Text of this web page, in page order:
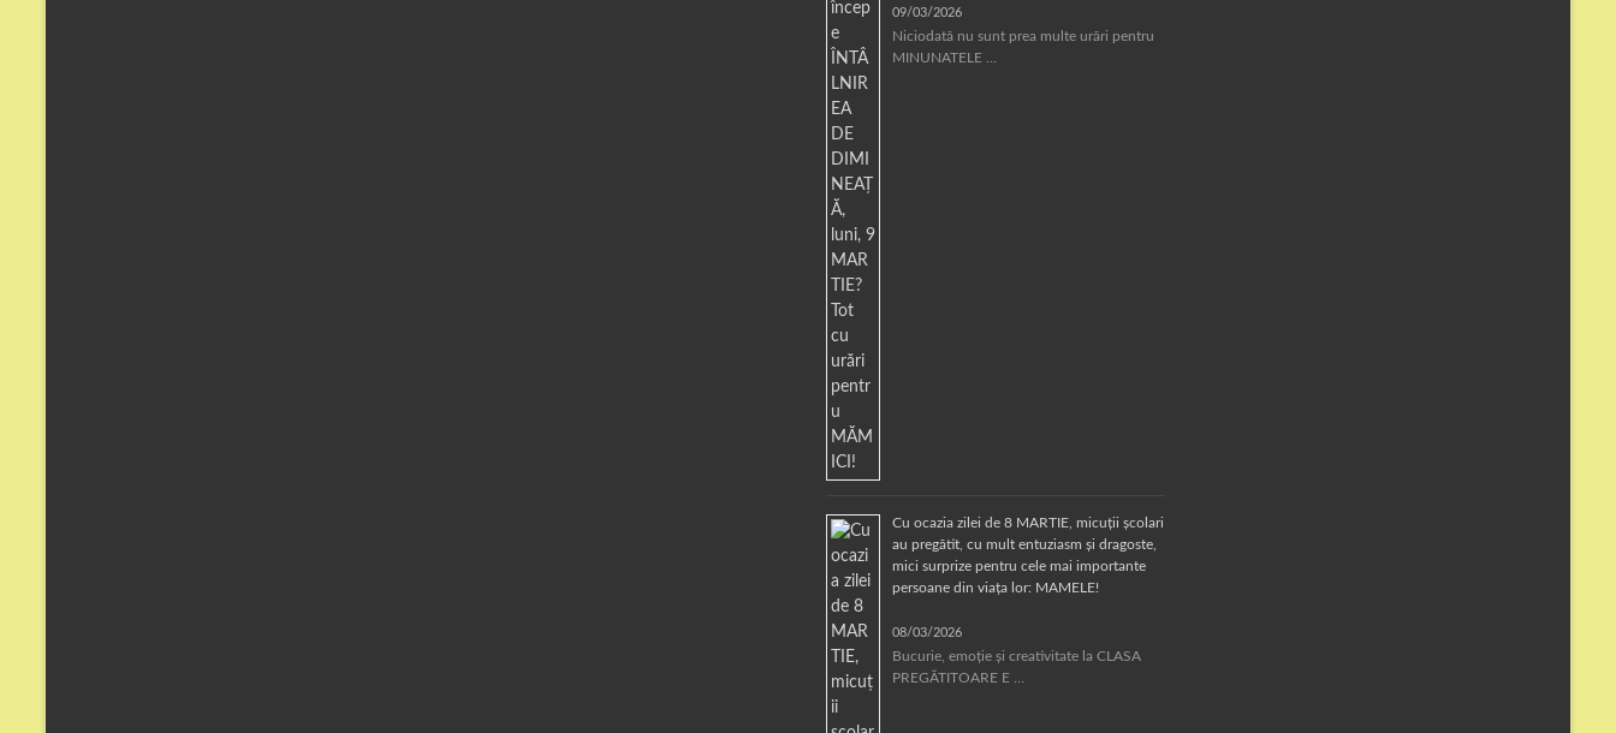
09/03/2026
Niciodată nu sunt prea multe urări pentru
MINUNATELE …
Cu ocazia zilei de 8 MARTIE, micuții școlari
au pregătit, cu mult entuziasm și dragoste,
mici surprize pentru cele mai importante
persoane din viața lor: MAMELE!
08/03/2026
Bucurie, emoție și creativitate la CLASA
PREGĂTITOARE E …